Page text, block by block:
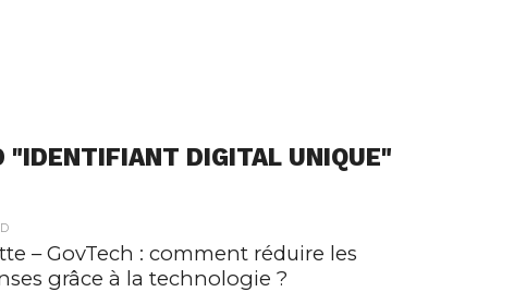
"IDENTIFIANT DIGITAL UNIQUE"
– GovTech : comment réduire les
grâce à la technologie ?